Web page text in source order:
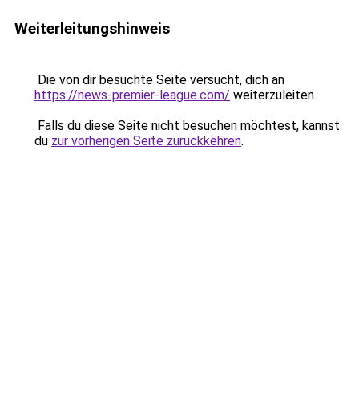
Weiterleitungshinweis
Die von dir besuchte Seite versucht, dich an
https://news-premier-league.com/ weiterzuleiten.
Falls du diese Seite nicht besuchen möchtest, kannst
du zur vorherigen Seite zurückkehren.